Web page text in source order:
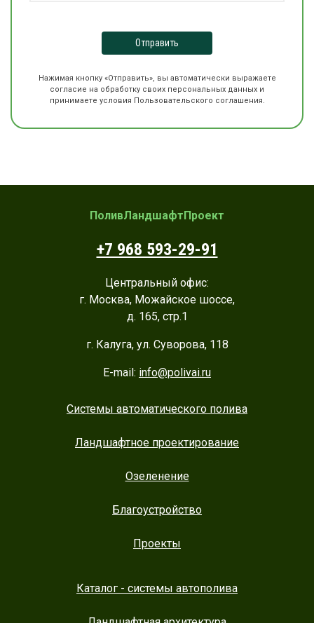
Отправить
Нажимая кнопку «Отправить», вы автоматически выражаете
согласие на обработку своих персональных данных и
принимаете условия Пользовательского соглашения.
ПоливЛандшафтПроект
+7 968 593-29-91
Центральный офис:
г. Москва, Можайское шоссе,
д. 165, стр.1
г. Калуга, ул. Суворова, 118
E-mail: info@polivai.ru
Системы автоматического полива
Ландшафтное проектирование
Озеленение
Благоустройство
Проекты
Каталог - системы автополива